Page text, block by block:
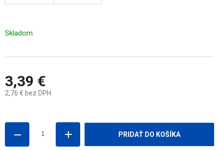
3,39 €
2,76 € bez DPH
Skladom
PRIDAŤ DO KOŠÍKA